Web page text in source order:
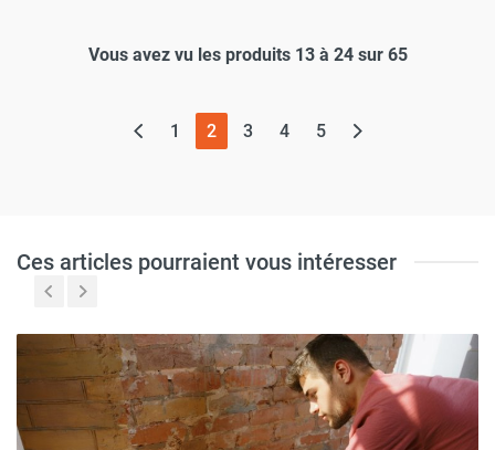
Vous avez vu les produits 13 à 24 sur 65
1 2(page actuelle)
3 4 5
Ces articles pourraient vous intéresser